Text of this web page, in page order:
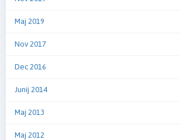
Maj 2019
Nov 2017
Dec 2016
Junij 2014
Maj 2013
Maj 2012